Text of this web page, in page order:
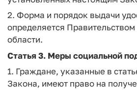
2. Форма и порядок выдачи
определяется
области.
Статья 3. Меры социальной
1. Граждане, указанные в
Закона, имеют право на